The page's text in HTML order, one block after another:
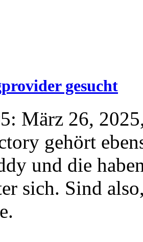
gesucht
März 26,
gehört
und die
sich. Sind